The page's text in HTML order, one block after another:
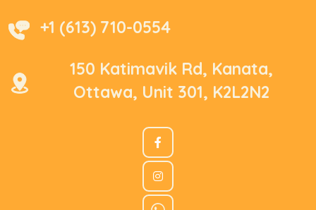
+1 (613) 710-0554
150 Katimavik Rd, Kanata,
Ottawa, Unit 301, K2L2N2